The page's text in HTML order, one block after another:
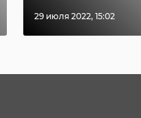
29 июля 2022, 15:02